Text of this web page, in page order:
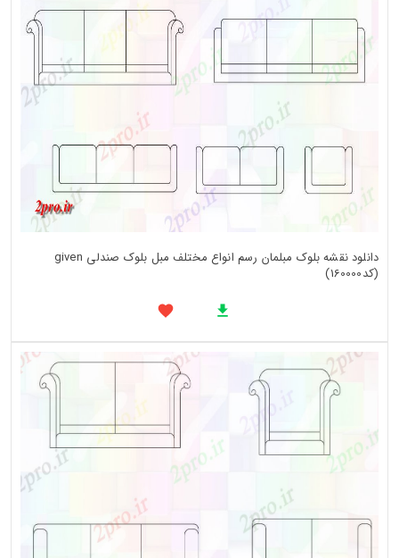
دانلود نقشه بلوک مبلمان رسم انواع مختلف مبل بلوک صندلی given
(کد160000)